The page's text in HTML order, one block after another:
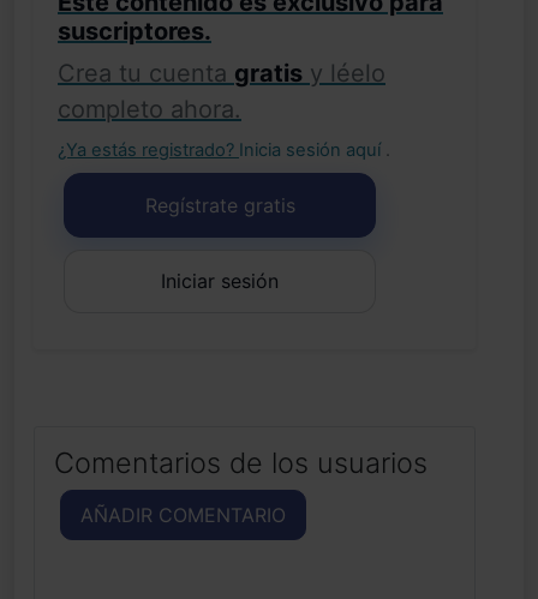
suscriptores.
Crea tu cuenta gratis y léelo
completo ahora.
¿Ya estás registrado? Inicia sesión aquí .
Regístrate gratis
Iniciar sesión
Comentarios de los usuarios
AÑADIR COMENTARIO